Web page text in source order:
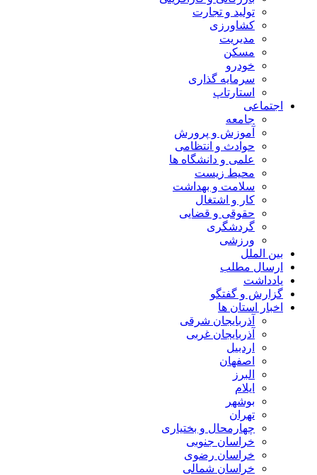
تولید و تجارت
کشاورزی
مدیریت
مسکن
خودرو
سرمایه گذاری
استارتاپ
اجتماعی
جامعه
آموزش و پرورش
حوادث و انتظامی
علمی و دانشگاه ها
محیط زیست
سلامت و بهداشت
کار و اشتغال
حقوقی و قضایی
گردشگری
ورزشی
بین الملل
ارسال مطلب
یادداشت
گزارش و گفتگو
اخبار استان ها
آذربایجان شرقی
آذربایجان غربی
اردبیل
اصفهان
البرز
ایلام
بوشهر
تهران
چهارمحال و بختیاری
خراسان جنوبی
خراسان رضوی
خراسان شمالی